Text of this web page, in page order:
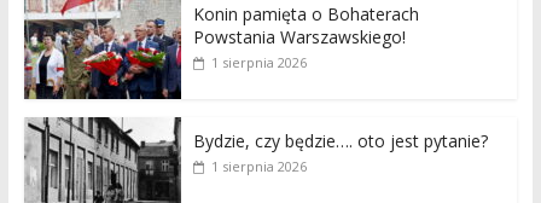
Konin pamięta o Bohaterach
Powstania Warszawskiego!
1 sierpnia 2026
Bydzie, czy będzie…. oto jest pytanie?
1 sierpnia 2026